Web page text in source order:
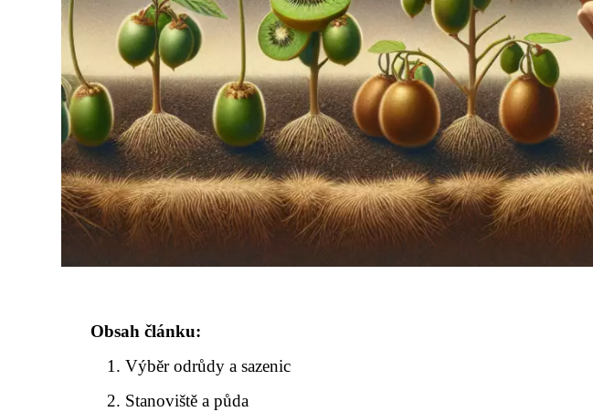
Obsah článku:
Výběr odrůdy a sazenic
Stanoviště a půda